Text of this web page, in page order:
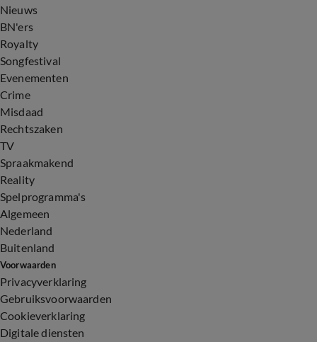
Nieuws
BN'ers
Royalty
Songfestival
Evenementen
Crime
Misdaad
Rechtszaken
TV
Spraakmakend
Reality
Spelprogramma's
Algemeen
Nederland
Buitenland
Voorwaarden
Privacyverklaring
Gebruiksvoorwaarden
Cookieverklaring
Digitale diensten